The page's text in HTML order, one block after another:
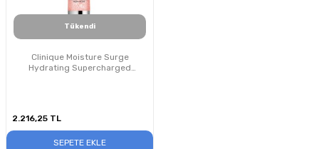
Tükendi
Clinique Moisture Surge
Hydrating Supercharged
2.216,25 TL
SEPETE EKLE